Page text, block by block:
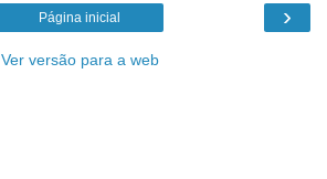
›
Página inicial
Ver versão para a web